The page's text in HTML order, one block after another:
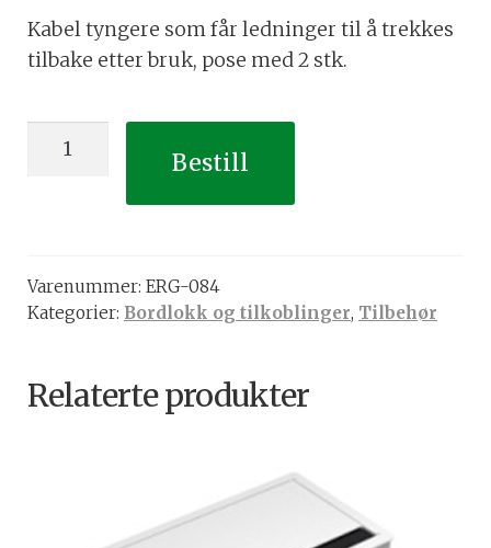
Kabel tyngere som får ledninger til å trekkes
tilbake etter bruk, pose med 2 stk.
Kabel
Bestill
Varenummer: ERG-084
Kategorier: Bordlokk og tilkoblinger, Tilbehør
Relaterte produkter